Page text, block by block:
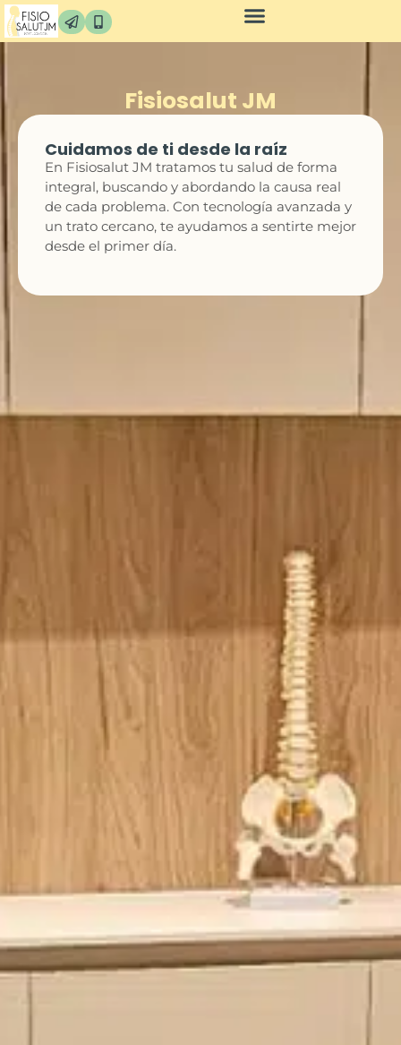
Fisiosalut JM
Cuidamos de ti desde la raíz
En Fisiosalut JM tratamos tu salud de forma
integral, buscando y abordando la causa real
de cada problema. Con tecnología avanzada y
un trato cercano, te ayudamos a sentirte mejor
desde el primer día.